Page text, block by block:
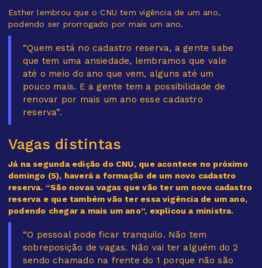
Esther lembrou que o CNU tem vigência de um ano,
podendo ser prorrogado por mais um ano.
“Quem está no cadastro reserva, a gente sabe
que tem uma ansiedade, lembramos que vale
até o meio do ano que vem, alguns até um
pouco mais. E a gente tem a possibilidade de
renovar por mais um ano esse cadastro
reserva”.
Vagas distintas
Já na segunda edição do CNU, que acontece no próximo
domingo (5), haverá a formação de um novo cadastro
reserva. “São novas vagas que vão ter um novo cadastro
reserva e que também vão ter essa vigência de um ano,
podendo chegar a mais um ano”, explicou a ministra.
“O pessoal pode ficar tranquilo. Não tem
sobreposição de vagas. Não vai ter alguém do 2
sendo chamado na frente do 1 porque não são